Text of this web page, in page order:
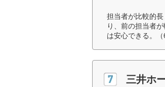
担当者が比較的
り、前の担当者
は安心できる。（
三井ホ